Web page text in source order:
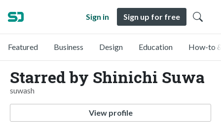
Sign in Sign up for free
Featured Business Design Education How-to
Starred by Shinichi Suwa
suwash
View profile